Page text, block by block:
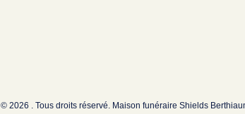
© 2026 . Tous droits réservé. Maison funéraire Shields